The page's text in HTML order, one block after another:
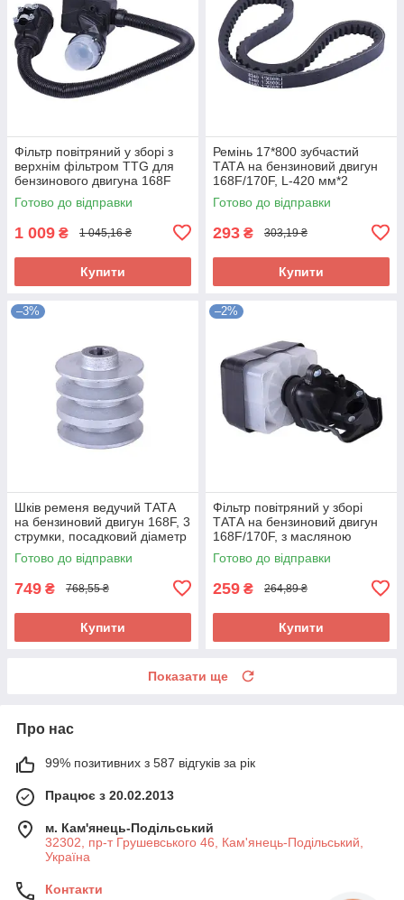
Фільтр повітряний у зборі з
верхнім фільтром TTG для
бензинового двигуна 168F
Готово до відправки
1 009 ₴ 1 045,16 ₴
Купити
Ремінь 17*800 зубчастий
ТАТА на бензиновий двигун
168F/170F, L-420 мм*2
Готово до відправки
293 ₴ 303,19 ₴
Купити
–3%
Шків ременя ведучий ТАТА
на бензиновий двигун 168F, 3
струмки, посадковий діаметр
19 мм
Готово до відправки
749 ₴ 768,55 ₴
Купити
–2%
Фільтр повітряний у зборі
ТАТА на бензиновий двигун
168F/170F, з масляною
ванною
Готово до відправки
259 ₴ 264,89 ₴
Купити
Показати ще
Про нас
99% позитивних з 587 відгуків за рік
Працює з 20.02.2013
м. Кам'янець-Подільський
32302, пр-т Грушевського 46, Кам'янець-Подільський,
Україна
Контакти